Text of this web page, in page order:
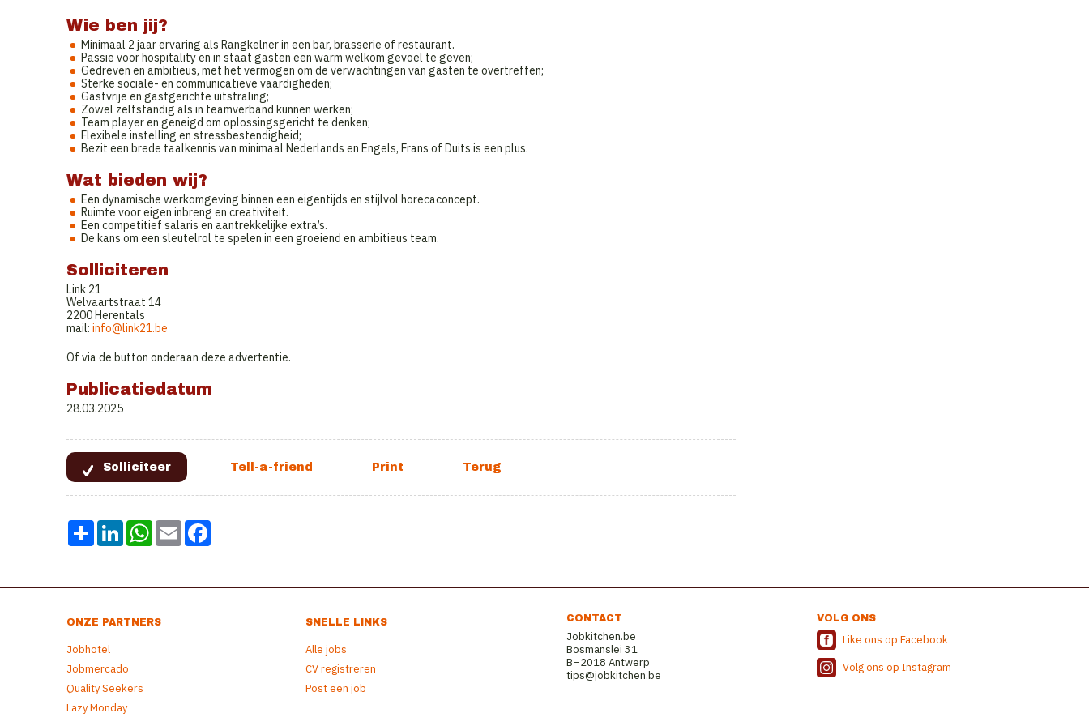
Wie ben jij?
Minimaal 2 jaar ervaring als Rangkelner in een bar, brasserie of restaurant.
Passie voor hospitality en in staat gasten een warm welkom gevoel te geven;
Gedreven en ambitieus, met het vermogen om de verwachtingen van gasten te overtreffen;
Sterke sociale- en communicatieve vaardigheden;
Gastvrije en gastgerichte uitstraling;
Zowel zelfstandig als in teamverband kunnen werken;
Team player en geneigd om oplossingsgericht te denken;
Flexibele instelling en stressbestendigheid;
Bezit een brede taalkennis van minimaal Nederlands en Engels, Frans of Duits is een plus.
Wat bieden wij?
Een dynamische werkomgeving binnen een eigentijds en stijlvol horecaconcept.
Ruimte voor eigen inbreng en creativiteit.
Een competitief salaris en aantrekkelijke extra’s.
De kans om een sleutelrol te spelen in een groeiend en ambitieus team.
Solliciteren
Link 21
Welvaartstraat 14
2200 Herentals
mail: info@link21.be
Of via de button onderaan deze advertentie.
Publicatiedatum
28.03.2025
Share LinkedInWhatsApp
Email
ONZE PARTNERS
Jobhotel
Jobmercado
Quality Seekers
Lazy Monday
SNELLE LINKS
Alle jobs
CV registreren
Post een job
CONTACT
Jobkitchen.be
Bosmanslei 31
B–2018 Antwerp
tips@jobkitchen.be
VOLG ONS
Like ons op Facebook
Volg ons op Instagram